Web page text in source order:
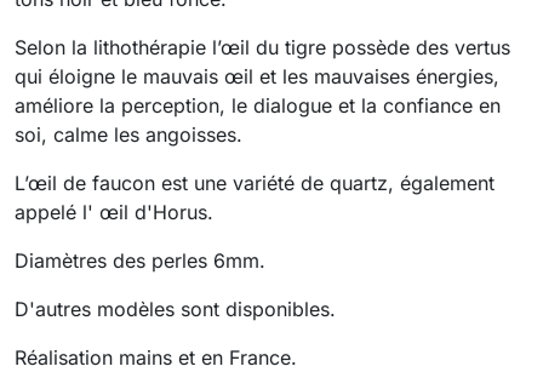
Selon la lithothérapie l’œil du tigre possède des vertus
qui éloigne le mauvais œil et les mauvaises énergies,
améliore la perception, le dialogue et la confiance en
soi, calme les angoisses.
L’œil de faucon est une variété de quartz, également
appelé l' œil d'Horus.
Diamètres des perles 6mm.
D'autres modèles sont disponibles.
Réalisation mains et en France.